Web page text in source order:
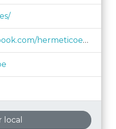
hermeticoescaperooms/
local